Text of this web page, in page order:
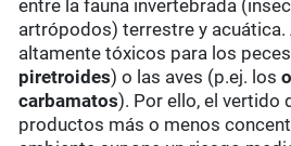
entre la fauna invertebrada
artrópodos) terrestre y acuática.
altamente tóxicos para los
piretroides) o las aves (p.ej. los
carbamatos). Por ello, el vertido
productos más o menos